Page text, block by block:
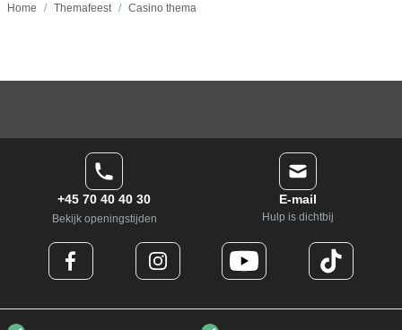
Home / Themafeest / Casino thema
+45 70 40 40 30
Bekijk openingstijden
E-mail
Hulp is dichtbij